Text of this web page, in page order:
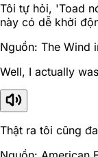
Tôi tự hỏi, 'Toad
này có dễ khởi
Nguồn: The Wind
Well, I actually
Thật ra tôi cũng